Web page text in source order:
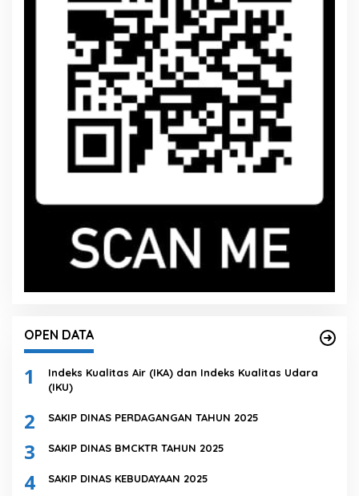
OPEN DATA
1
Indeks Kualitas Air (IKA) dan Indeks Kualitas Udara
(IKU)
2 SAKIP DINAS PERDAGANGAN TAHUN 2025
3 SAKIP DINAS BMCKTR TAHUN 2025
4 SAKIP DINAS KEBUDAYAAN 2025